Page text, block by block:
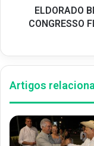
ELDORADO
CONGRESSO
Artigos